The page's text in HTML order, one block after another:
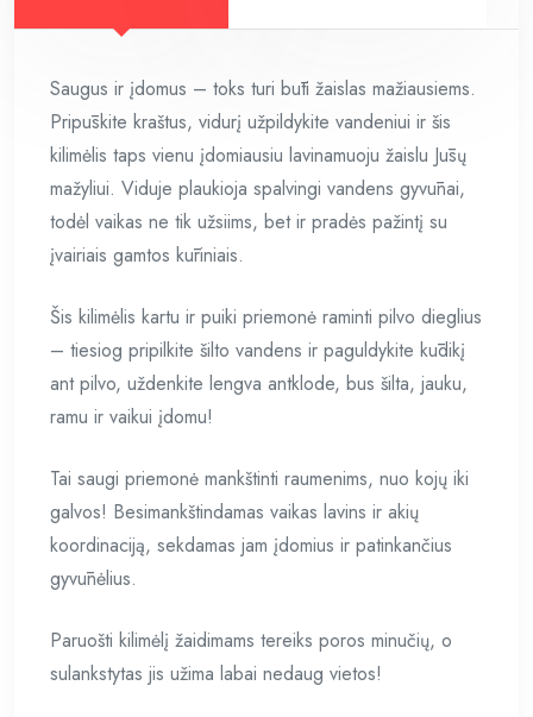
Saugus ir įdomus – toks turi būti žaislas mažiausiems.
Pripūskite kraštus, vidurį užpildykite vandeniui ir šis
kilimėlis taps vienu įdomiausiu lavinamuoju žaislu Jūsų
mažyliui. Viduje plaukioja spalvingi vandens gyvūnai,
todėl vaikas ne tik užsiims, bet ir pradės pažintį su
įvairiais gamtos kūriniais.
Šis kilimėlis kartu ir puiki priemonė raminti pilvo dieglius
– tiesiog pripilkite šilto vandens ir paguldykite kūdikį
ant pilvo, uždenkite lengva antklode, bus šilta, jauku,
ramu ir vaikui įdomu!
Tai saugi priemonė mankštinti raumenims, nuo kojų iki
galvos! Besimankštindamas vaikas lavins ir akių
koordinaciją, sekdamas jam įdomius ir patinkančius
gyvūnėlius.
Paruošti kilimėlį žaidimams tereiks poros minučių, o
sulankstytas jis užima labai nedaug vietos!